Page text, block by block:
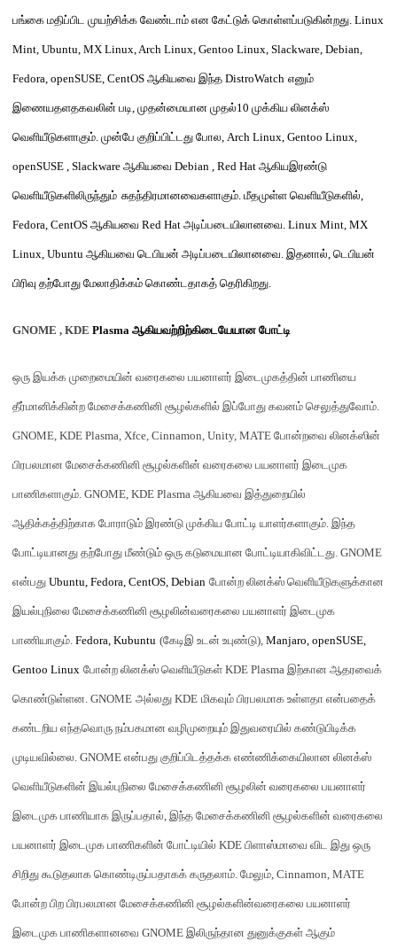
பங்கை மதிப்பிட முயற்சிக்க வேண்டாம் என கேட்டுக் கொள்ளப்படுகின்றது. Linux
Mint, Ubuntu, MX Linux, Arch Linux, Gentoo Linux, Slackware, Debian,
Fedora, openSUSE, CentOS ஆகியவை இந்த DistroWatch எனும்
இணையதளதகவலின் படி, முதன்மையான முதல்10 முக்கிய லினக்ஸ்
வெளியீடுகளாகும். முன்பே குறிப்பிட்டது போல, Arch Linux, Gentoo Linux,
openSUSE , Slackware ஆகியவை Debian , Red Hat ஆகியஇரண்டு
வெளியீடுகளிலிருந்தும் சுதந்திரமானவைகளாகும். மீதமுள்ள வெளியீடுகளில்,
Fedora, CentOS ஆகியவை Red Hat அடிப்படையிலானவை. Linux Mint, MX
Linux, Ubuntu ஆகியவை டெபியன் அடிப்படையிலானவை. இதனால், டெபியன்
பிரிவு தற்போது மேலாதிக்கம் கொண்டதாகத் தெரிகிறது.
GNOME , KDE Plasma ஆகியவற்றிற்கிடையேயான போட்டி
ஒரு இயக்க முறைமையின் வரைகலை பயனாளர் இடைமுகத்தின் பாணியை
தீர்மானிக்கின்ற மேசைக்கணினி சூழல்களில் இப்போது கவனம் செலுத்துவோம்.
GNOME, KDE Plasma, Xfce, Cinnamon, Unity, MATE போன்றவை லினக்ஸின்
பிரபலமான மேசைக்கணினி சூழல்களின் வரைகலை பயனாளர் இடைமுக
பாணிகளாகும். GNOME, KDE Plasma ஆகியவை இத்துறையில்
ஆதிக்கத்திற்காக போராடும் இரண்டு முக்கிய போட்டி யாளர்களாகும். இந்த
போட்டியானது தற்போது மீண்டும் ஒரு கடுமையான போட்டியாகிவிட்டது. GNOME
என்பது Ubuntu, Fedora, CentOS, Debian போன்ற லினக்ஸ் வெளியீடுகளுக்கான
இயல்புநிலை மேசைக்கணினி சூழலின்வரைகலை பயனாளர் இடைமுக
பாணியாகும். Fedora, Kubuntu (கேடிஇ உடன் உபுண்டு), Manjaro, openSUSE,
Gentoo Linux போன்ற லினக்ஸ் வெளியீடுகள் KDE Plasma இற்கான ஆதரவைக்
கொண்டுள்ளன. GNOME அல்லது KDE மிகவும் பிரபலமாக உள்ளதா என்பதைக்
கண்டறிய எந்தவொரு நம்பகமான வழிமுறையும் இதுவரையில் கண்டுபிடிக்க
முடியவில்லை. GNOME என்பது குறிப்பிடத்தக்க எண்ணிக்கையிலான லினக்ஸ்
வெளியீடுகளின் இயல்புநிலை மேசைக்கணினி சூழலின் வரைகலை பயனாளர்
இடைமுக பாணியாக இருப்பதால், இந்த மேசைக்கணினி சூழல்களின் வரைகலை
பயனாளர் இடைமுக பாணிகளின் போட்டியில் KDE பிளாஸ்மாவை விட இது ஒரு
சிறிது கூடுதலாக கொண்டிருப்பதாகக் கருதலாம். மேலும், Cinnamon, MATE
போன்ற பிற பிரபலமான மேசைக்கணினி சூழல்களின்வரைகலை பயனாளர்
இடைமுக பாணிகளானவை GNOME இலிருந்தான துனுக்குகள் ஆகும்